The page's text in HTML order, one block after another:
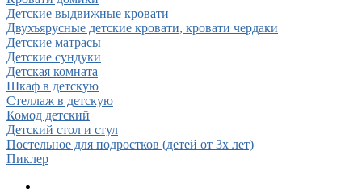
Детские выдвижные кровати
Двухъярусные детские кровати, кровати чердаки
Детские матрасы
Детские сундуки
Детская комната
Шкаф в детскую
Стеллаж в детскую
Комод детский
Детский стол и стул
Постельное для подростков (детей от 3х лет)
Пиклер